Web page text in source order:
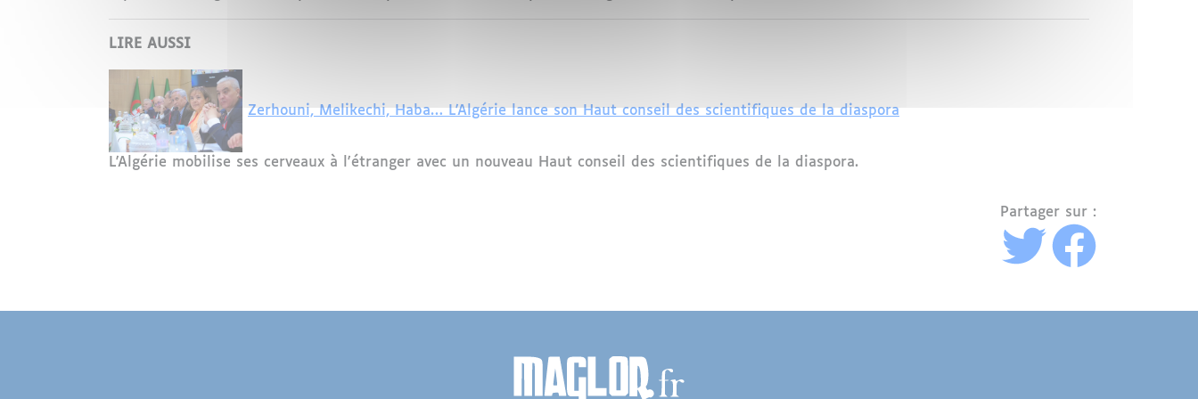
LIRE AUSSI
Zerhouni, Melikechi, Haba… L'Algérie lance son Haut conseil des scientifiques de la diaspora
L'Algérie mobilise ses cerveaux à l'étranger avec un nouveau Haut conseil des scientifiques de la diaspora.
Partager sur :